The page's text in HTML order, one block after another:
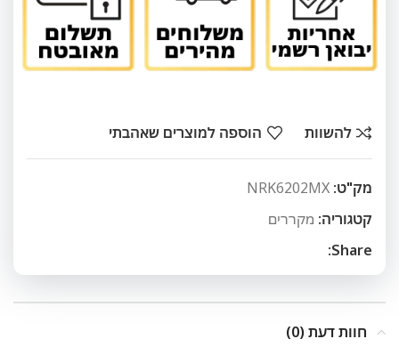
להשוות הוספה למוצרים שאהבתי
מק"ט: NRK6202MX
קטגוריה: מקררים
Share:
חוות דעת (0)